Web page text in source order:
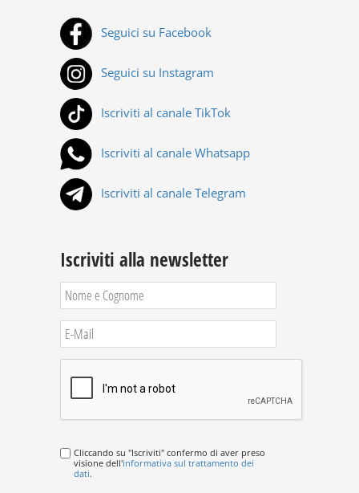
Seguici su Facebook
Seguici su Instagram
Iscriviti al canale TikTok
Iscriviti al canale Whatsapp
Iscriviti al canale Telegram
Iscriviti alla newsletter
Cliccando su "Iscriviti" confermo di aver preso
visione dell'informativa sul trattamento dei
dati.